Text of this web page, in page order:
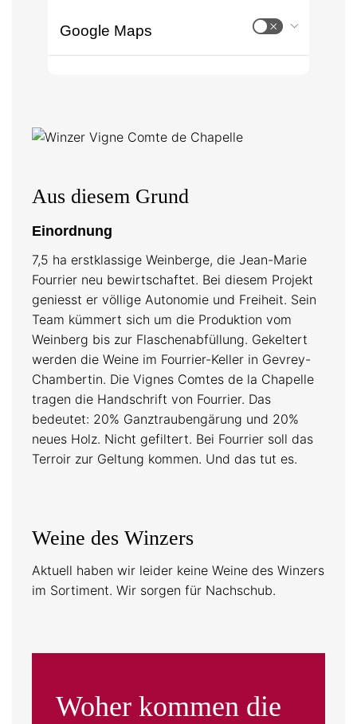
Google Maps
Aus diesem Grund
Einordnung
7,5 ha erstklassige Weinberge, die Jean-Marie
Fourrier neu bewirtschaftet. Bei diesem Projekt
geniesst er völlige Autonomie und Freiheit. Sein
Team kümmert sich um die Produktion vom
Weinberg bis zur Flaschenabfüllung. Gekeltert
werden die Weine im Fourrier-Keller in Gevrey-
Chambertin. Die Vignes Comtes de la Chapelle
tragen die Handschrift von Fourrier. Das
bedeutet: 20% Ganztraubengärung und 20%
neues Holz. Nicht gefiltert. Bei Fourrier soll das
Terroir zur Geltung kommen. Und das tut es.
Weine des Winzers
Aktuell haben wir leider keine Weine des Winzers
im Sortiment. Wir sorgen für Nachschub.
Woher kommen die